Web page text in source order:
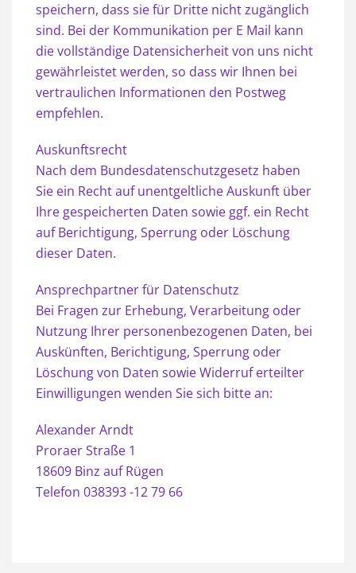
speichern, dass sie für Dritte nicht zugänglich
sind. Bei der Kommunikation per E Mail kann
die vollständige Datensicherheit von uns nicht
gewährleistet werden, so dass wir Ihnen bei
vertraulichen Informationen den Postweg
empfehlen.
Auskunftsrecht
Nach dem Bundesdatenschutzgesetz haben
Sie ein Recht auf unentgeltliche Auskunft über
Ihre gespeicherten Daten sowie ggf. ein Recht
auf Berichtigung, Sperrung oder Löschung
dieser Daten.
Ansprechpartner für Datenschutz
Bei Fragen zur Erhebung, Verarbeitung oder
Nutzung Ihrer personenbezogenen Daten, bei
Auskünften, Berichtigung, Sperrung oder
Löschung von Daten sowie Widerruf erteilter
Einwilligungen wenden Sie sich bitte an:
Alexander Arndt
Proraer Straße 1
18609 Binz auf Rügen
Telefon 038393 -12 79 66